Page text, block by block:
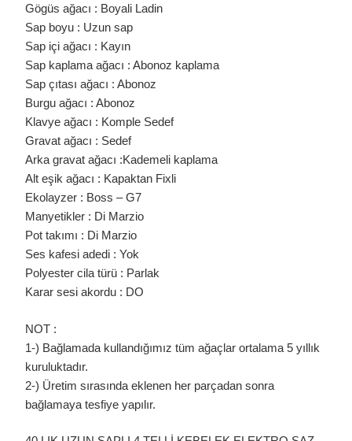
BAĞLAMA
0395
IÇIN
Gögüs ağacı : Boyali Ladin
Sap boyu : Uzun sap
Sap içi ağacı : Kayın
Sap kaplama ağacı : Abonoz kaplama
Sap çıtası ağacı : Abonoz
Burgu ağacı : Abonoz
Klavye ağacı : Komple Sedef
Gravat ağacı : Sedef
Arka gravat ağacı :Kademeli kaplama
Alt eşik ağacı : Kapaktan Fixli
Ekolayzer : Boss – G7
Manyetikler : Di Marzio
Pot takımı : Di Marzio
Ses kafesi adedi : Yok
Polyester cila türü : Parlak
Karar sesi akordu : DO
NOT :
1-) Bağlamada kullandığımız tüm ağaçlar ortalama 5 yıllık
kuruluktadır.
2-) Üretim sırasında eklenen her parçadan sonra
bağlamaya tesfiye yapılır.